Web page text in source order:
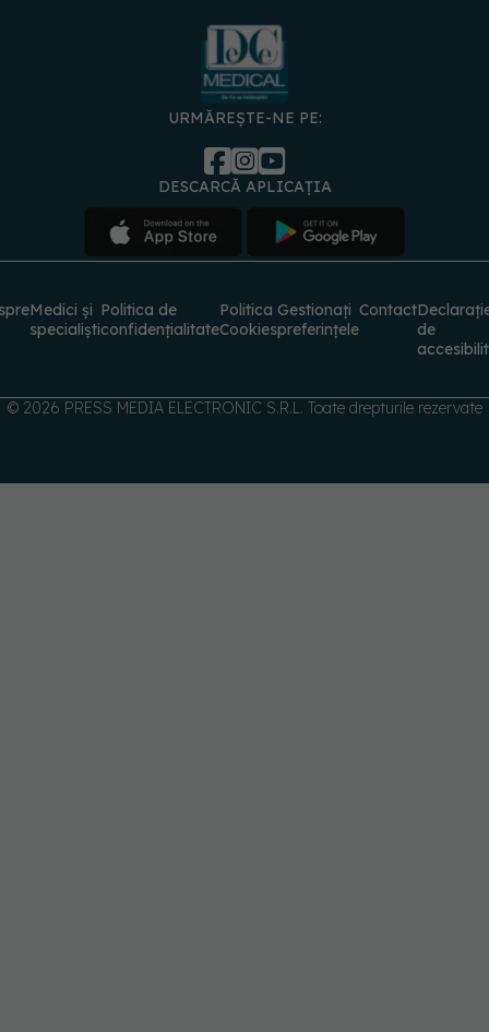
URMĂREȘTE-NE PE:
DESCARCĂ APLICAȚIA
Medici și
specialiști
Politica de
confidențialitate
Politica
Cookies
Gestionați
preferințele
Contact
de
© 2026 PRESS MEDIA ELECTRONIC S.R.L. Toate drepturile rezervate